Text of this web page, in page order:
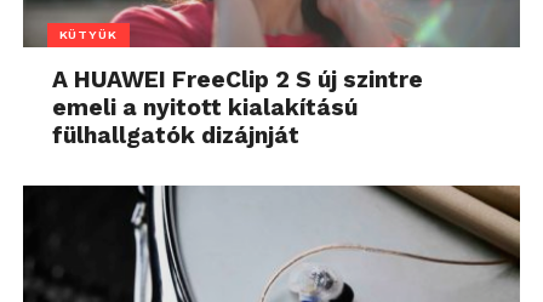
KÜTYÜK
A HUAWEI FreeClip 2 S új szintre
emeli a nyitott kialakítású
fülhallgatók dizájnját